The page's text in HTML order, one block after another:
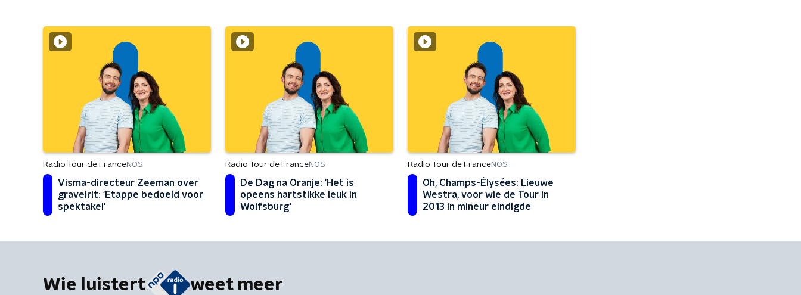
Radio Tour de FranceNOS
Visma-directeur Zeeman over
gravelrit: 'Etappe bedoeld voor
spektakel'
Radio Tour de FranceNOS
De Dag na Oranje: 'Het is
opeens hartstikke leuk in
Wolfsburg'
Radio Tour de FranceNOS
Oh, Champs-Élysées: Lieuwe
Westra, voor wie de Tour in
2013 in mineur eindigde
Wie luistert weet meer